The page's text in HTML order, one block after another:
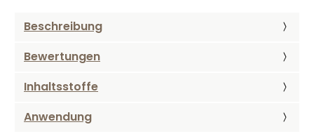
Beschreibung
Bewertungen
Inhaltsstoffe
Anwendung